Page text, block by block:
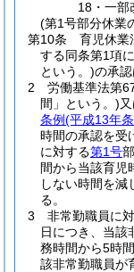
18・一部
(第1号部分休業
第10条
育児休業
する同条第1項
という。)の承
2
労働基準法第
間」という。)
条例(平成13年
時間の承認を受
に対する第1号
間から当該育児
しない時間を減
る。
3
非常勤職員に
日につき、当該
務時間から5時
該非常勤職員が